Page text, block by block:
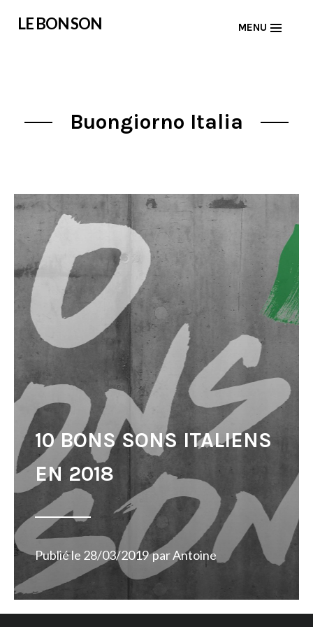
LE BON SON MENU
Buongiorno Italia
10 BONS SONS ITALIENS
EN 2018
Publié le 28/03/2019 parAntoine